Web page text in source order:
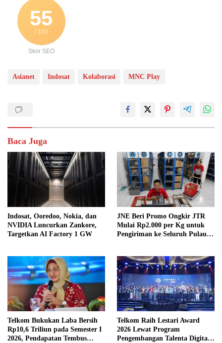
55
/ 100
Skor SEO
Asianet Indosat Kolaborasi MNC Play
Baca Juga
Indosat, Ooredoo, Nokia, dan
NVIDIA Luncurkan Zankore,
Targetkan AI Factory 1 GW
JNE Beri Promo Ongkir JTR
Mulai Rp2.000 per Kg untuk
Pengiriman ke Seluruh Pulau
Telkom Bukukan Laba Bersih
Rp10,6 Triliun pada Semester I
2026, Pendapatan Tembus
Telkom Raih Lestari Award
2026 Lewat Program
Pengembangan Talenta Digital